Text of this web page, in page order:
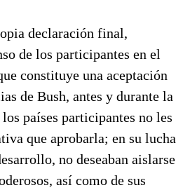
declaración final,
de los participantes en el
constituye una aceptación
de Bush, antes y durante la
países participantes no les
que aprobarla; en su lucha
no deseaban aislarse
así como de sus